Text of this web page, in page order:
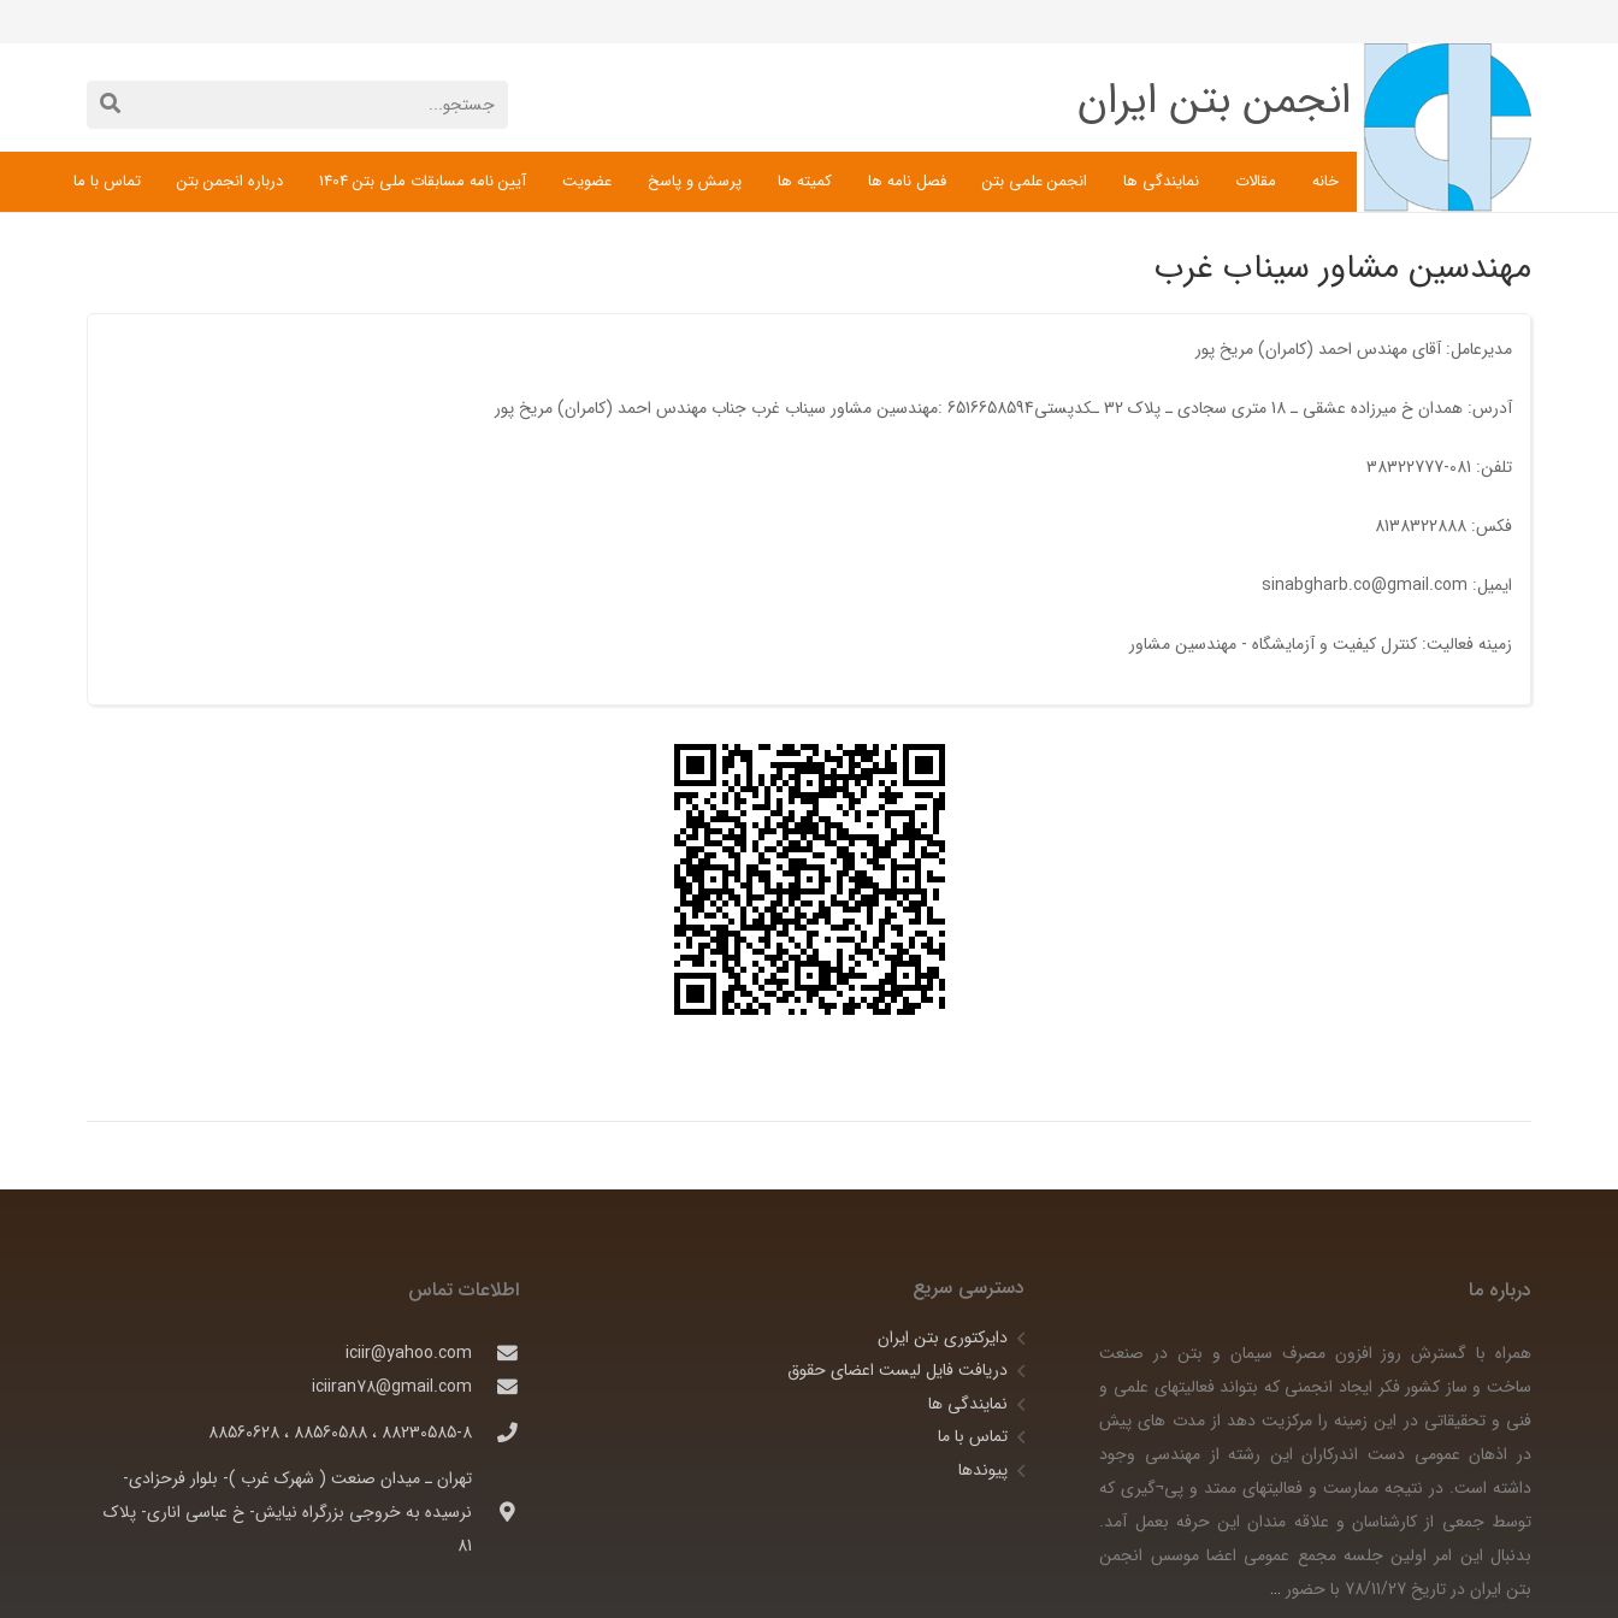
انجمن بتن ایران
خانه مقالات نمایندگی ها انجمن علمی بتن فصل نامه ها کمیته ها پرسش و پاسخ عضویت آیین نامه مسابقات ملی بتن 1404 درباره انجمن بتن تماس با ما
مهندسین مشاور سیناب غرب
مدیرعامل: آقای مهندس احمد (کامران) مریخ پور
آدرس: همدان خ میرزاده عشقی ـ 18 متری سجادی ـ پلاک 32 ـکدپستی6516658594 :مهندسین مشاور سیناب غرب جناب مهندس احمد (کامران) مریخ پور
تلفن: 081-38322777
فکس: 8138322888
ایمیل: sinabgharb.co@gmail.com
زمینه فعالیت: کنترل کیفیت و آزمایشگاه - مهندسين مشاور
درباره ما
همراه با گسترش روز افزون مصرف سیمان و بتن در صنعت
ساخت و ساز کشور فکر ایجاد انجمنی که بتواند فعالیتهای علمی و
فنی و تحقیقاتی در این زمینه را مرکزیت دهد از مدت های پیش
در اذهان عمومی دست اندرکاران این رشته از مهندسی وجود
داشته است. در نتیجه ممارست و فعالیتهای ممتد و پی¬گیری که
توسط جمعی از کارشناسان و علاقه مندان این حرفه بعمل آمد.
بدنبال این امر اولین جلسه مجمع عمومی اعضا موسس انجمن
بتن ایران در تاریخ 78/11/27 با حضور
…
دسترسی سریع
دایرکتوری بتن ایران
دریافت فایل لیست اعضای حقوق
نمایندگی ها
تماس با ما
پیوندها
اطلاعات تماس
iciir@yahoo.com
iciiran78@gmail.com
88230585-8 ، 88560588 ، 88560628
تهران ـ ميدان صنعت ( شهرک غرب )- بلوار فرحزادی-
نرسيده به خروجی بزرگراه نيايش- خ عباسی اناری- پلاک
81